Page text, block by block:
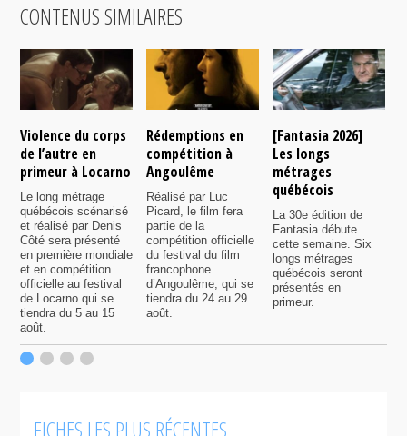
CONTENUS SIMILAIRES
Violence du corps
de l’autre en
primeur à Locarno
Le long métrage
québécois scénarisé
et réalisé par Denis
Côté sera présenté
en première mondiale
et en compétition
officielle au festival
de Locarno qui se
tiendra du 5 au 15
août.
Rédemptions en
compétition à
Angoulême
Réalisé par Luc
Picard, le film fera
partie de la
compétition officielle
du festival du film
francophone
d’Angoulême, qui se
tiendra du 24 au 29
août.
[Fantasia 2026]
Les longs
métrages
québécois
La 30e édition de
Fantasia débute
cette semaine. Six
longs métrages
québécois seront
présentés en
primeur.
FICHES LES PLUS RÉCENTES